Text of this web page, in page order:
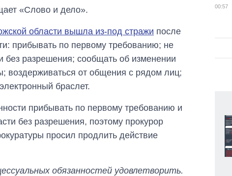
«Слово и дело».
области вышла из-под стражи после
прибывать по первому требованию; не
без разрешения; сообщать об изменении
воздерживаться от общения с рядом лиц;
браслет.
прибывать по первому требованию и
без разрешения, поэтому прокурор
просил продлить действие
обязанностей удовлетворить.
00:57
Дефицит памяти:
как вырос спрос
на чипы за